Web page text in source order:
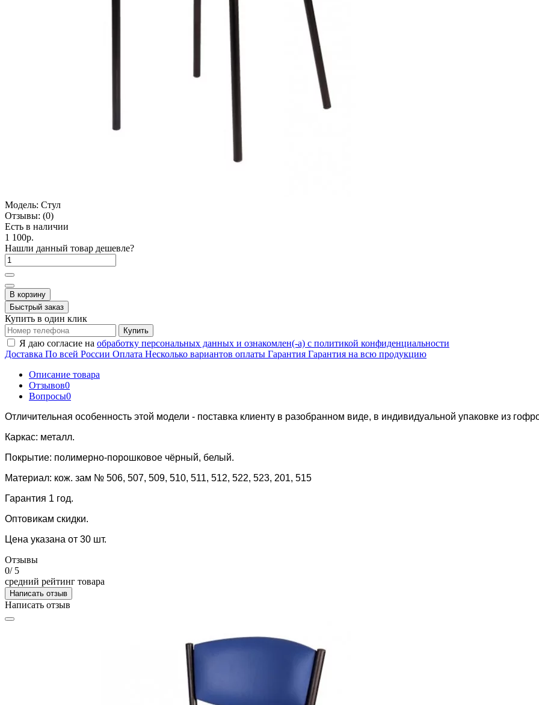
Модель: Стул
Отзывы: (0)
Есть в наличии
1 100р.
Нашли данный товар дешевле?
В корзину
Быстрый заказ
Купить в один клик
Купить
Я даю согласие на обработку персональных данных и ознакомлен(-а) с политикой конфиденциальности
Доставка По всей России Оплата Несколько вариантов оплаты Гарантия Гарантия на всю продукцию
Описание товара
Отзывов0
Вопросы0
Отличительная особенность этой модели - поставка клиенту в разобранном виде, в индивидуальной упаковке из
Каркас: металл.
Покрытие: полимерно-порошковое чёрный, белый.
Материал: кож. зам № 506, 507, 509, 510, 511, 512, 522, 523, 201, 515
Гарантия 1 год.
Оптовикам скидки.
Цена указана от 30 шт.
Отзывы
0/ 5
средний рейтинг товара
Написать отзыв
Написать отзыв